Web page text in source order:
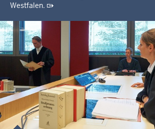
Westfalen.